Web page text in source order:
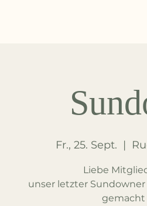
Fr., 25. Sept.
  |
Liebe
unser letzter
gemacht